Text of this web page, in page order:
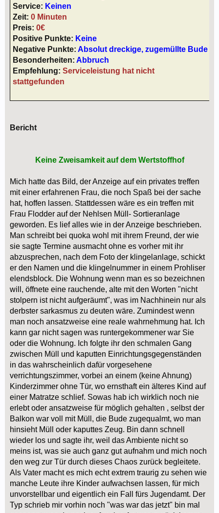
Service: Keinen
Zeit: 0 Minuten
Preis: 0€
Positive Punkte: Keine
Negative Punkte: Absolut dreckige, zugemüllte Bude
Besonderheiten: Abbruch
Empfehlung: Serviceleistung hat nicht
stattgefunden
Bericht
Keine Zweisamkeit auf dem Wertstoffhof
Mich hatte das Bild, der Anzeige auf ein privates treffen
mit einer erfahrenen Frau, die noch Spaß bei der sache
hat, hoffen lassen. Stattdessen wäre es ein treffen mit
Frau Flodder auf der Nehlsen Müll- Sortieranlage
geworden. Es lief alles wie in der Anzeige beschrieben.
Man schreibt bei quoka wohl mit ihrem Freund, der wie
sie sagte Termine ausmacht ohne es vorher mit ihr
abzusprechen, nach dem Foto der klingelanlage, schickt
er den Namen und die klingelnummer in einem Prohliser
elendsblock. Die Wohnung wenn man es so bezeichnen
will, öffnete eine rauchende, alte mit den Worten "nicht
stolpern ist nicht aufgeräumt", was im Nachhinein nur als
derbster sarkasmus zu deuten wäre. Zumindest wenn
man noch ansatzweise eine reale wahrnehmung hat. Ich
kann gar nicht sagen was runtergekommener war Sie
oder die Wohnung. Ich folgte ihr den schmalen Gang
zwischen Müll und kaputten Einrichtungsgegenständen
in das wahrscheinlich dafür vorgesehene
verrichtungszimmer, vorbei an einem (keine Ahnung)
Kinderzimmer ohne Tür, wo ernsthaft ein älteres Kind auf
einer Matratze schlief. Sowas hab ich wirklich noch nie
erlebt oder ansatzweise für möglich gehalten , selbst der
Balkon war voll mit Müll, die Bude zugequalmt, wo man
hinsieht Müll oder kaputtes Zeug. Bin dann schnell
wieder los und sagte ihr, weil das Ambiente nicht so
meins ist, was sie auch ganz gut aufnahm und mich noch
den weg zur Tür durch dieses Chaos zurück begleitete.
Als Vater macht es mich echt extrem traurig zu sehen wie
manche Leute ihre Kinder aufwachsen lassen, für mich
unvorstellbar und eigentlich ein Fall fürs Jugendamt. Der
Typ schrieb mir vorhin noch "was war das jetzt" bin mal